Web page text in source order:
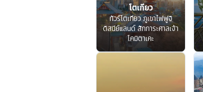
โตเกียว
ทัวร์โตเกียว ภูเขาไฟฟูจิ
ดิสนีย์แลนด์ สักการะศาลเจ้า
โคมิตาเคะ